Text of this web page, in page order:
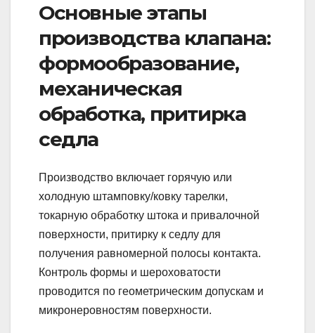
Основные этапы
производства клапана:
формообразование,
механическая
обработка, притирка
седла
Производство включает горячую или
холодную штамповку/ковку тарелки,
токарную обработку штока и привалочной
поверхности, притирку к седлу для
получения равномерной полосы контакта.
Контроль формы и шероховатости
проводится по геометрическим допускам и
микронеровностям поверхности.